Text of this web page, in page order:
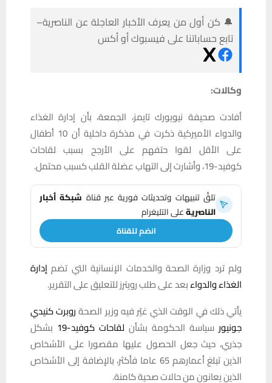
🔔 كن أول من يعرف الأخبار العاجلة عن الناصرية–
تابع حساباتنا على فيسبوك أو أكس
وكالات:
أفادت صحيفة نيويورك تايمز، الجمعة، بأن إدارة الغذاء
والدواء الأميركية ذكرت في مذكرة داخلية أن 10 أطفال
على الأقل لقوا حتفهم على الأرجح بسبب لقاحات
كوفيد-19، وأشارت إلى التهاب عضلة القلب كسبب محتمل.
تلقَّ تنبيهات وتحديثات فورية عبر قناة شبكة أخبار
الناصريةعلى التليغرام
انضم للقناة
ولم ترد وزارة الصحة والخدمات الإنسانية التي تضم إدارة
الغذاء والدواءبعد على طلب رويترز للتعليق على التقرير.
يأتي ذلك في الوقت الذي غيّر فيه وزير الصحةروبرت كنيدي
جونيورسياسة الحكومة بشأن لقاحات كوفيد-19
بشكل
جذري، حيث جعل الحصول عليها مقصورا على الأشخاص
الذين تبلغ أعمارهم 65 عاما فأكثر، بالإضافة إلى الأشخاص
الذين يعانون من حالات صحية كامنة.